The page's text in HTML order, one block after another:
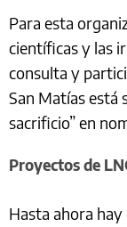
Para esta
científicas y las
consulta y
San Matías está
sacrificio” en
Proyectos de
Hasta ahora